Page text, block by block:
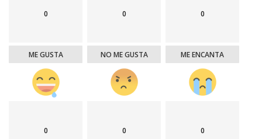
0
ME GUSTA
0
NO ME GUSTA
0
ME ENCANTA
0 0 0